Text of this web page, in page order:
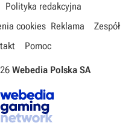
Polityka redakcyjna
cookies Reklama
Zespół
Pomoc
Webedia Polska SA